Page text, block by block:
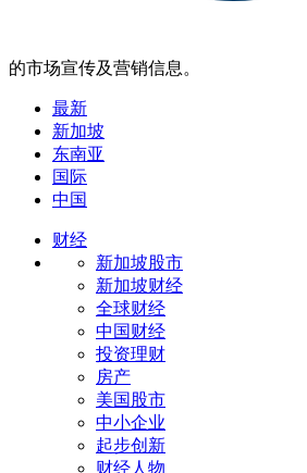
的市场宣传及营销信息。
最新
新加坡
东南亚
国际
中国
财经
新加坡股市
新加坡财经
全球财经
中国财经
投资理财
房产
美国股市
中小企业
起步创新
财经人物